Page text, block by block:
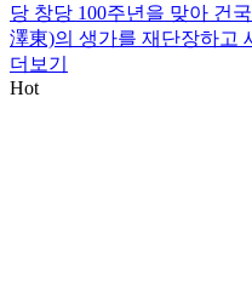
당 창당 100주년을 맞아 건
澤東)의 생가를 재단장하고
더보기
Hot